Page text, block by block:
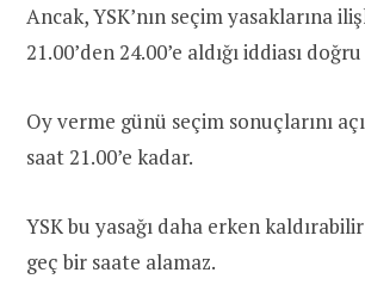
Ancak, YSK’nın seçim yasaklarına
21.00’den 24.00’e aldığı iddiası
Oy verme günü seçim sonuçlarını
saat 21.00’e kadar.
YSK bu yasağı daha erken
geç bir saate alamaz.